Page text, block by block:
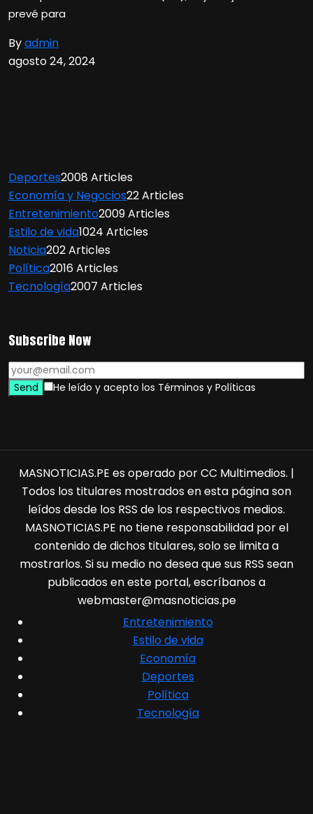
prevé para
Byadmin
agosto 24, 2024
Deportes2008 Articles
Economía y Negocios22 Articles
Entretenimiento2009 Articles
Estilo de vida1024 Articles
Noticia202 Articles
Política2016 Articles
Tecnología2007 Articles
Subscribe Now
He leído y acepto los Términos y Políticas
MASNOTICIAS.PE es operado por CC Multimedios. |
Todos los titulares mostrados en esta página son
leídos desde los RSS de los respectivos medios.
MASNOTICIAS.PE no tiene responsabilidad por el
contenido de dichos titulares, solo se limita a
mostrarlos. Si su medio no desea que sus RSS sean
publicados en este portal, escríbanos a
webmaster@masnoticias.pe
Entretenimiento
Estilo de vida
Economía
Deportes
Política
Tecnología